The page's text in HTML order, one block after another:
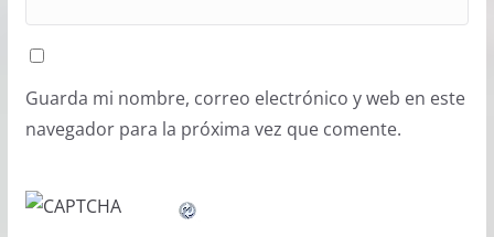
Guarda mi nombre, correo electrónico y web en este
navegador para la próxima vez que comente.